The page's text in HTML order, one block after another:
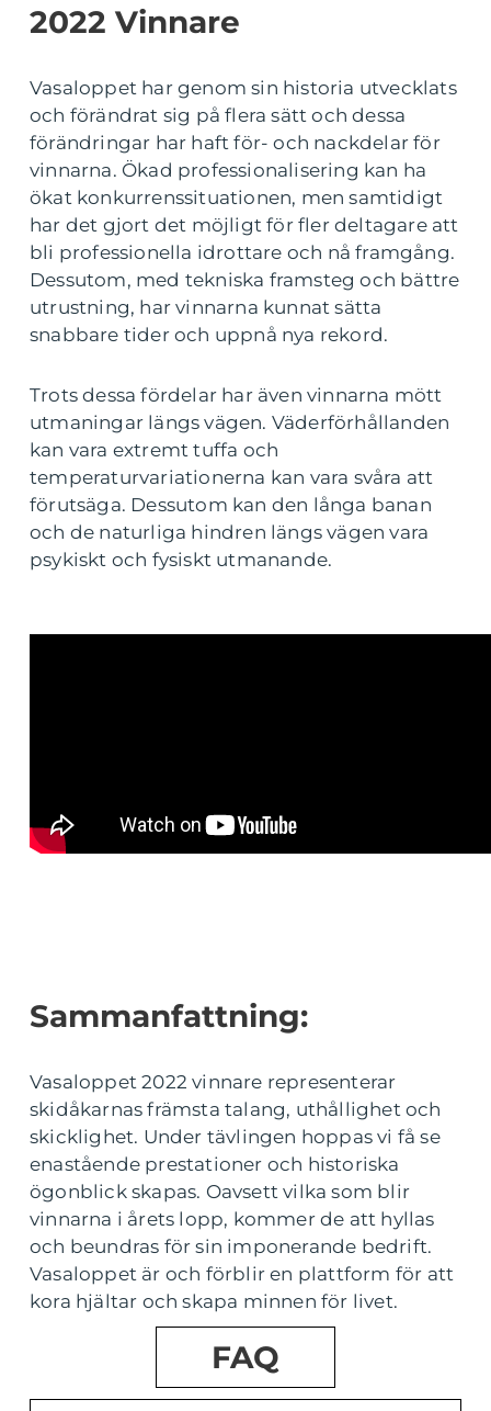
2022 Vinnare
Vasaloppet har genom sin historia utvecklats
och förändrat sig på flera sätt och dessa
förändringar har haft för- och nackdelar för
vinnarna. Ökad professionalisering kan ha
ökat konkurrenssituationen, men samtidigt
har det gjort det möjligt för fler deltagare att
bli professionella idrottare och nå framgång.
Dessutom, med tekniska framsteg och bättre
utrustning, har vinnarna kunnat sätta
snabbare tider och uppnå nya rekord.
Trots dessa fördelar har även vinnarna mött
utmaningar längs vägen. Väderförhållanden
kan vara extremt tuffa och
temperaturvariationerna kan vara svåra att
förutsäga. Dessutom kan den långa banan
och de naturliga hindren längs vägen vara
psykiskt och fysiskt utmanande.
Sammanfattning:
Vasaloppet 2022 vinnare representerar
skidåkarnas främsta talang, uthållighet och
skicklighet. Under tävlingen hoppas vi få se
enastående prestationer och historiska
ögonblick skapas. Oavsett vilka som blir
vinnarna i årets lopp, kommer de att hyllas
och beundras för sin imponerande bedrift.
Vasaloppet är och förblir en plattform för att
kora hjältar och skapa minnen för livet.
FAQ